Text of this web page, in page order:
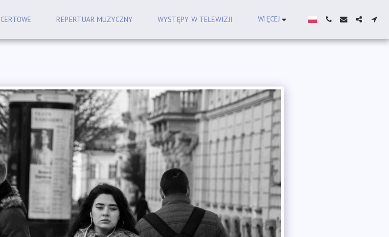
REPERTUAR MUZYCZNY WYSTĘPY W TELEWIZJI WIĘCEJ